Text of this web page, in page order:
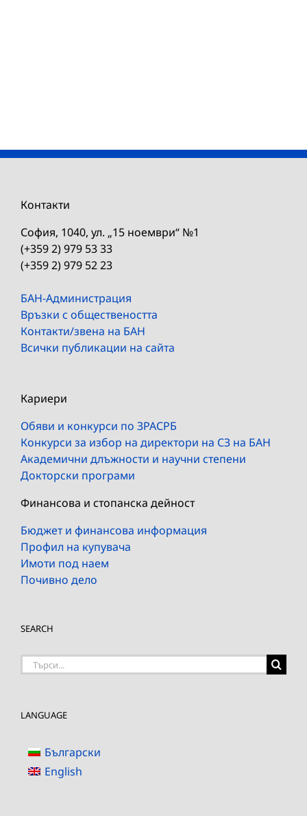
Контакти
София, 1040, ул. „15 ноември“ №1
(+359 2) 979 53 33
(+359 2) 979 52 23
БАН-Администрация
Връзки с обществеността
Контакти/звена на БАН
Всички публикации на сайта
Кариери
Обяви и конкурси по ЗРАСРБ
Конкурси за избор на директори на СЗ на БАН
Академични длъжности и научни степени
Докторски програми
Финансова и стопанска дейност
Бюджет и финансова информация
Профил на купувача
Имоти под наем
Почивно дело
SEARCH
Търсене
LANGUAGE
Български
English